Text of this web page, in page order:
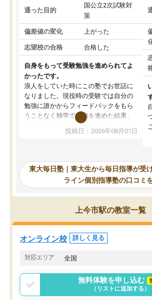
通った目的
国公立2次試験対
策
偏差値の変化 上がった
志望校の合格 合格した
自身をもって受験勉強を進められてよ
かったです。
浪人をしていた時にこの塾でお世話に
なりました。現役時の受験では自分の
勉強に誰かからフィードバックをもら
うことなく独学で勉強を進めた結果、
入試本番に地歴の学習が間に合わず不
合格となってしまいました。その経験
東大毎日塾にたどり着きました。学習
の長期計画や日々の勉強のやり方につ
いて客観的なアドバイスをいただけた
ので、自信をもって受験勉強を進める
ことができました。自分のように勉強
のやり方や進捗管理で苦労している方
には特におすすめしたい塾です。
投稿日：2026年08月01日
東大毎日塾｜東大生から毎日指導が受
ライン個別指導塾の口コミ
上今市駅の教室一覧
オンライン校 詳しく見る
対応エリア 全国
無料体験を申し込む
（リストに追加する）